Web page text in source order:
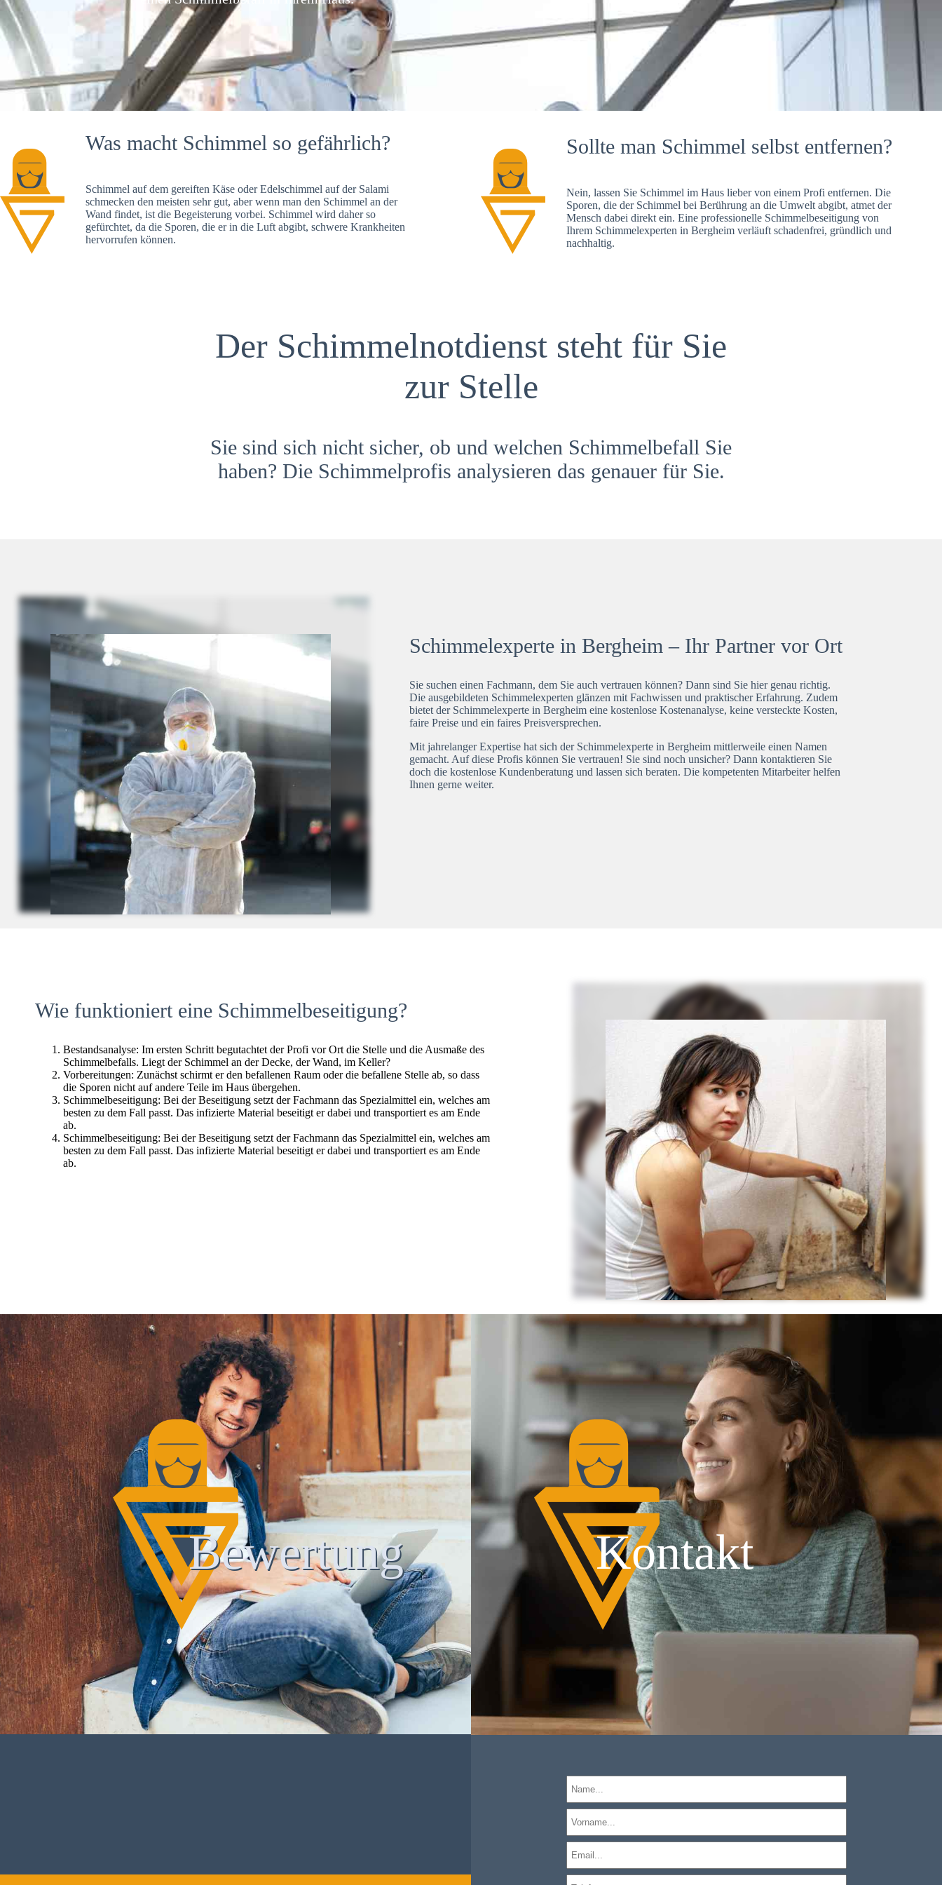
Was macht Schimmel so gefährlich?
Schimmel auf dem gereiften Käse oder Edelschimmel auf der Salami
schmecken den meisten sehr gut, aber wenn man den Schimmel an der
Wand findet, ist die Begeisterung vorbei. Schimmel wird daher so
gefürchtet, da die Sporen, die er in die Luft abgibt, schwere Krankheiten
hervorrufen können.
Sollte man Schimmel selbst entfernen?
Nein, lassen Sie Schimmel im Haus lieber von einem Profi entfernen. Die
Sporen, die der Schimmel bei Berührung an die Umwelt abgibt, atmet der
Mensch dabei direkt ein. Eine professionelle Schimmelbeseitigung von
Ihrem Schimmelexperten in Bergheim verläuft schadenfrei, gründlich und
nachhaltig.
Der Schimmelnotdienst steht für Sie
zur Stelle
Sie sind sich nicht sicher, ob und welchen Schimmelbefall Sie
haben? Die Schimmelprofis analysieren das genauer für Sie.
Schimmelexperte in Bergheim – Ihr Partner vor Ort
Sie suchen einen Fachmann, dem Sie auch vertrauen können? Dann sind Sie hier genau richtig.
Die ausgebildeten Schimmelexperten glänzen mit Fachwissen und praktischer Erfahrung. Zudem
bietet der Schimmelexperte in Bergheim eine kostenlose Kostenanalyse, keine versteckte Kosten,
faire Preise und ein faires Preisversprechen.
Mit jahrelanger Expertise hat sich der Schimmelexperte in Bergheim mittlerweile einen Namen
gemacht. Auf diese Profis können Sie vertrauen! Sie sind noch unsicher? Dann kontaktieren Sie
doch die kostenlose Kundenberatung und lassen sich beraten. Die kompetenten Mitarbeiter helfen
Ihnen gerne weiter.
Wie funktioniert eine Schimmelbeseitigung?
Bestandsanalyse: Im ersten Schritt begutachtet der Profi vor Ort die Stelle und die Ausmaße des
Schimmelbefalls. Liegt der Schimmel an der Decke, der Wand, im Keller?
Vorbereitungen: Zunächst schirmt er den befallenen Raum oder die befallene Stelle ab, so dass
die Sporen nicht auf andere Teile im Haus übergehen.
Schimmelbeseitigung: Bei der Beseitigung setzt der Fachmann das Spezialmittel ein, welches am
besten zu dem Fall passt. Das infizierte Material beseitigt er dabei und transportiert es am Ende
ab.
Schimmelbeseitigung: Bei der Beseitigung setzt der Fachmann das Spezialmittel ein, welches am
besten zu dem Fall passt. Das infizierte Material beseitigt er dabei und transportiert es am Ende
ab.
Bewertung Kontakt